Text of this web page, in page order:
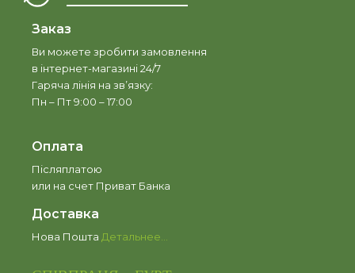
Заказ
Ви можете зробити замовлення
в інтернет-магазині 24/7
Гаряча лінія на зв’язку:
Пн – Пт 9:00 – 17:00
Оплата
Післяплатою
или на счет Приват Банка
Доставка
Нова Пошта Детальнее...